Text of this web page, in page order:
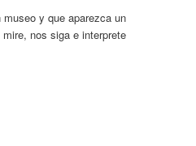
y que aparezca un
nos siga e interprete